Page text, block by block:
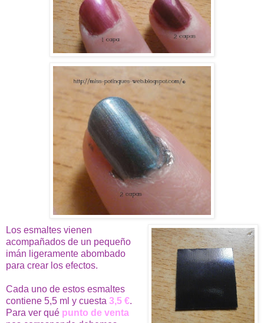
Los esmaltes vienen
acompañados de un pequeño
imán ligeramente abombado
para crear los efectos.
Cada uno de estos esmaltes
contiene 5,5 ml y cuesta 3,5 €.
Para ver qué punto de venta